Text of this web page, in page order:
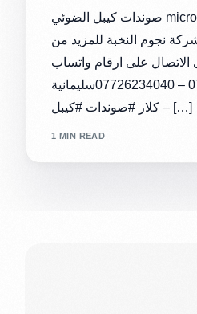
صوندات كيبل الضوئي microduct بمختلف
نجوم النخبة للمزيد من
الاتصال على ارقام واتساب
التالية07806234040 – 07726234040سليمانية
– كلار #صوندات #كيبل […]
1 MIN READ